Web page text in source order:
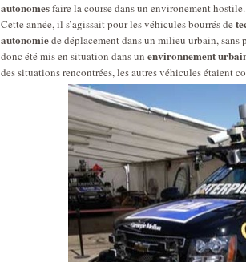
autonomesfaire la course dans un environement hostile.
Cette année, il s’agissait pour les véhicules bourrés de
autonomiede déplacement dans un milieu urbain,
donc été mis en situation dans un environnement
des situations rencontrées, les autres véhicules étaient